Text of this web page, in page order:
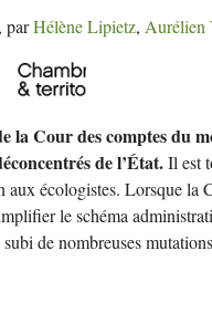
, parHélène Lipietz, Aurélien
la Cour des comptes du
de l’État.Il est
aux écologistes. Lorsque la
le schéma
de nombreuses